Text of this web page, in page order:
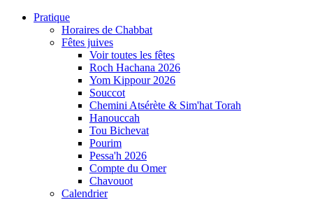
Pratique
Horaires de Chabbat
Fêtes juives
Voir toutes les fêtes
Roch Hachana 2026
Yom Kippour 2026
Souccot
Chemini Atsérète & Sim'hat Torah
Hanouccah
Tou Bichevat
Pourim
Pessa'h 2026
Compte du Omer
Chavouot
Calendrier